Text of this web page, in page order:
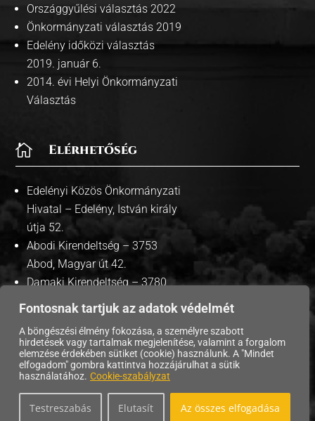
Fontosnak tartjuk az adatok védelmét
A böngészési élmény fokozása, a személyre szabott
hirdetések vagy tartalmak megjelenítése, valamint a forgalom
elemzése érdekében sütiket (cookie) használunk. A "Mindet
elfogadom" gombra kattintva hozzájárulhat a sütik
használatához. Cookie-szabályzat
Testreszabás Elutasít Az összes elfogadása
Országgyűlési választás 2022
Önkormányzati választás 2019
Edelény időközi választás
2019. január 6.
2014. évi Helyi Önkormányzati
Választás
 Elérhetőség
Edelényi Közös Önkormányzati
Hivatal – Edelény, István király
útja 52.
Abodi Kirendeltség – 3753
Abod, Magyar út 42.
Damaki Kirendeltség – 3780
Damak, Szabadság út 35.
Copyright © 2026 Edelény Város Önkormányzata. |
Adatvédelmi tájékoztató